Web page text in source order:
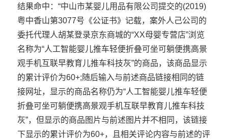
结果命中：“中山市某婴儿用品有限公司提交的(2019)
粤中香山第3077号《公证书》记载，案外人己公司的
委托代理人胡某登录京东商城的“XX母婴专营店”浏览
名称为“人工智能婴儿推车轻便折叠可坐可躺便携高景
观手机互联早教育儿推车科技灰”的商品，该商品显示
的累计评价为60+;随后输入与前述商品链接相同的链
接网址，显示的商品名称仍为“人工智能婴儿推车轻便
折叠可坐可躺便携高景观手机互联早教育儿推车科技
灰”，但显示的商品图片与前述图片并不相同，该链接
下显示的累计评价为60+，且相关评论内容与前述的评